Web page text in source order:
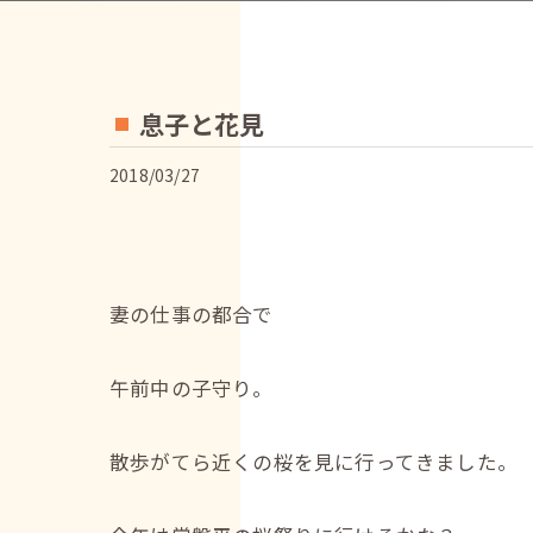
息子と花見
2018/03/27
妻の仕事の都合で
午前中の子守り。
散歩がてら近くの桜を見に行ってきました。